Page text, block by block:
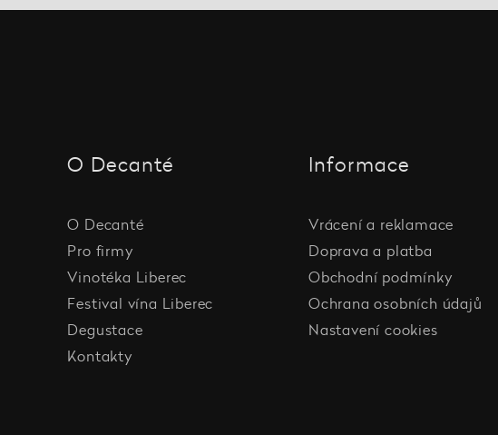
O Decanté
O Decanté
Pro firmy
Vinotéka Liberec
Festival vína Liberec
Degustace
Kontakty
Informace
Vrácení a reklamace
Doprava a platba
Obchodní podmínky
Ochrana osobních údajů
Nastavení cookies